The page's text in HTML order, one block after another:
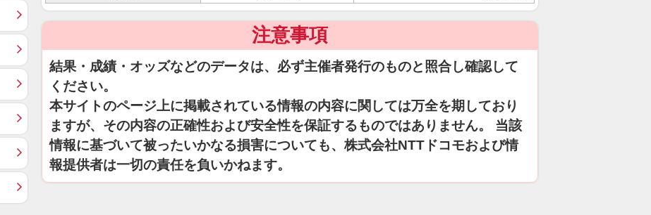
注意事項
結果・成績・オッズなどのデータは、必ず主催者発行のものと照合し確認して
ください。
本サイトのページ上に掲載されている情報の内容に関しては万全を期しており
ますが、その内容の正確性および安全性を保証するものではありません。 当該
情報に基づいて被ったいかなる損害についても、株式会社NTTドコモおよび情
報提供者は一切の責任を負いかねます。